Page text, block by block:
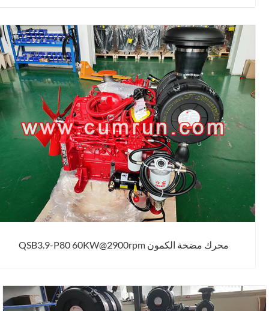
محرك مضخة الكمون QSB3.9-P80 60KW@2900rpm